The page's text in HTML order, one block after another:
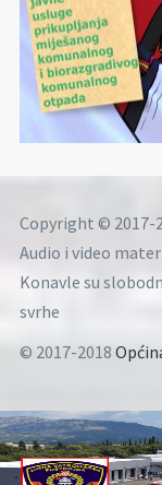
Copyright © 2017-
Audio i video
Konavle su
svrhe
© 2017-2018